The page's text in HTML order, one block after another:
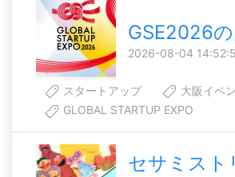
GSE2026
2026-08-04
スタートアップ
大阪イベ
GLOBAL STARTUP EXPO
セサミスト